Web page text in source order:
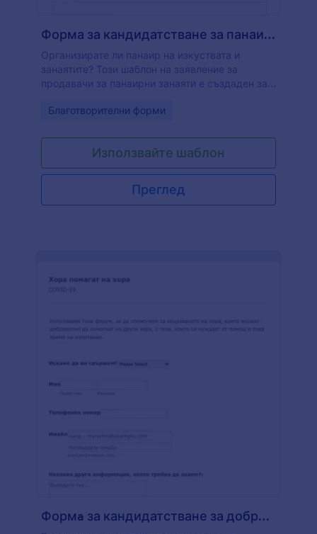
Форма за кандидатстване за панаир на изкуствата и зана
Организирате ли панаир на изкуствата и
занаятите? Този шаблон на заявление за
продавачи за панаирни занаяти е създаден за
попълва тази форма за кандидатстване за
участва в тази изложба. Започнете да
използвате тази форма, за да организирате
панаира си, персонализирайте този шаблон на
форма за резервация за панаир на занаятите.
Go to Category:
Благотворителни форми
Използвайте шаблон
Преглед
Формa за кандидатстване за доброволец за COVID 19